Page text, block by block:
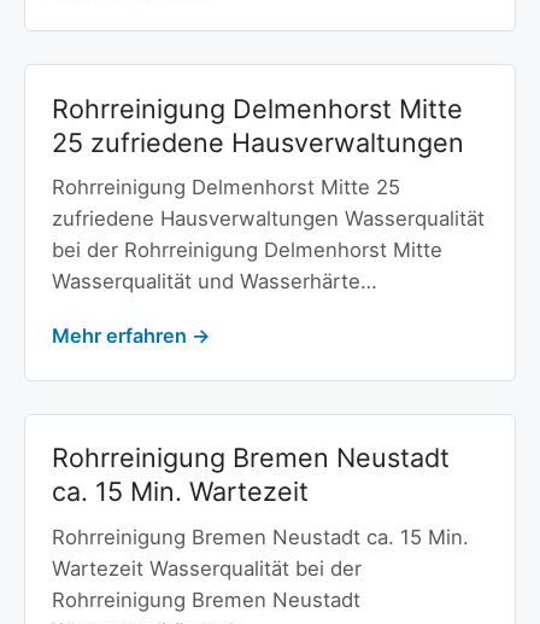
Rohrreinigung Delmenhorst Mitte
25 zufriedene Hausverwaltungen
Rohrreinigung Delmenhorst Mitte 25
zufriedene Hausverwaltungen Wasserqualität
bei der Rohrreinigung Delmenhorst Mitte
Wasserqualität und Wasserhärte…
Mehr erfahren →
Rohrreinigung Bremen Neustadt
ca. 15 Min. Wartezeit
Rohrreinigung Bremen Neustadt ca. 15 Min.
Wartezeit Wasserqualität bei der
Rohrreinigung Bremen Neustadt